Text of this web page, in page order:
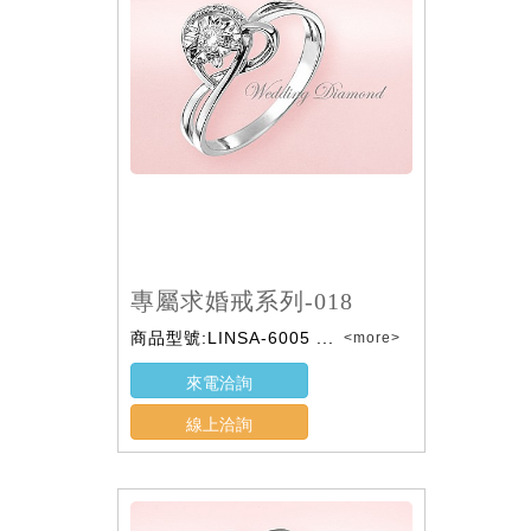
專屬求婚戒系列-018
商品型號:LINSA-6005 ... <more>
來電洽詢
線上洽詢